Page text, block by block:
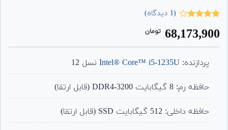
4.00
از 5
مشتری
(
1 دیدگاه)
68,173,900 تومان
پردازنده: Intel® Core™ i5-1235U نسل 12
حافظه رم: 8 گیگابایت DDR4-3200 (قابل ارتقا)
حافظه داخلی: 512 گیگابایت SSD (قابل ارتقا)